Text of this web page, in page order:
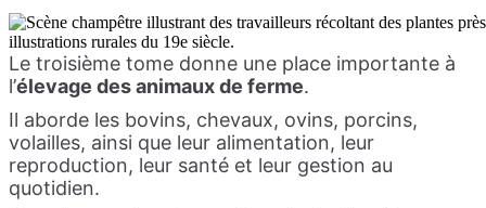
Le troisième tome donne une place importante à
l’élevage des animaux de ferme.
Il aborde les bovins, chevaux, ovins, porcins,
volailles, ainsi que leur alimentation, leur
reproduction, leur santé et leur gestion au
quotidien.